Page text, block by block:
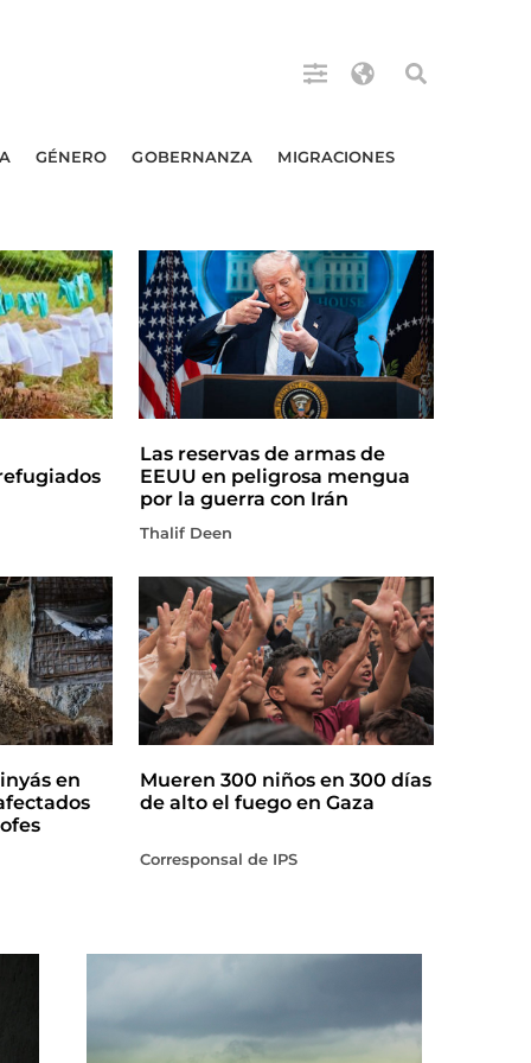
GÉNERO GOBERNANZA MIGRACIONES
Las reservas de armas de
EEUU en peligrosa mengua
por la guerra con Irán
Thalif Deen
en
Mueren 300 niños en 300 días
de alto el fuego en Gaza
Corresponsal de IPS